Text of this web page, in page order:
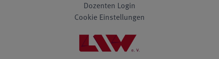
Dozenten Login
Cookie Einstellungen